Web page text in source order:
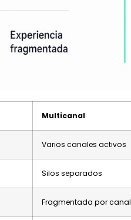
Multicanal
Varios canales activos
Silos separados
Fragmentada por canal